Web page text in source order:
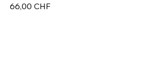
Prix
66,00 CHF